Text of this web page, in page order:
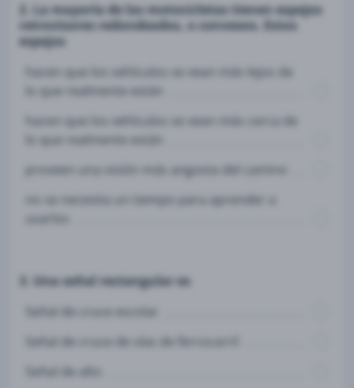
2. La mayoría de las motocicletas tienen espejos
retrovisores redondeados, o convexos. Estos
espejos
hacen que los vehículos se vean más lejos de
lo que realmente están
hacen que los vehículos se vean más cerca de
lo que realmente están
proveen una visión más angosta del camino
no se necesita un tiempo para aprender a
usarlos
3. Una señal rectangular es
Señal de cruce escolar
Señal de cruce de vías de ferrocarril
Señal de alto